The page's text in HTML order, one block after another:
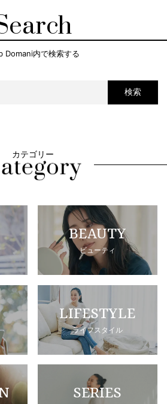
Domani内で検索する
検索
カテゴリー
BEAUTY
ビューティ
LIFESTYLE
ライフスタイル
SERIES